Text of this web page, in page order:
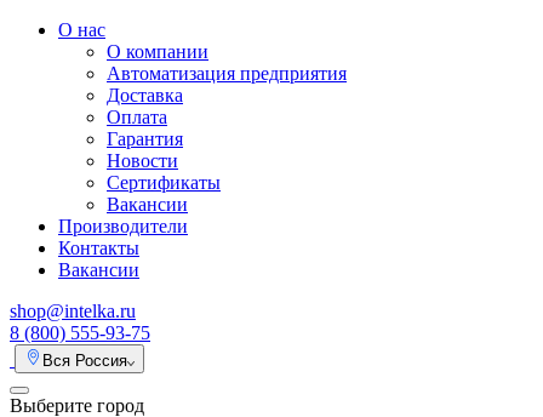
О нас
О компании
Автоматизация предприятия
Доставка
Оплата
Гарантия
Новости
Сертификаты
Вакансии
Производители
Контакты
Вакансии
shop@intelka.ru
8 (800) 555-93-75
Вся Россия
Выберите город